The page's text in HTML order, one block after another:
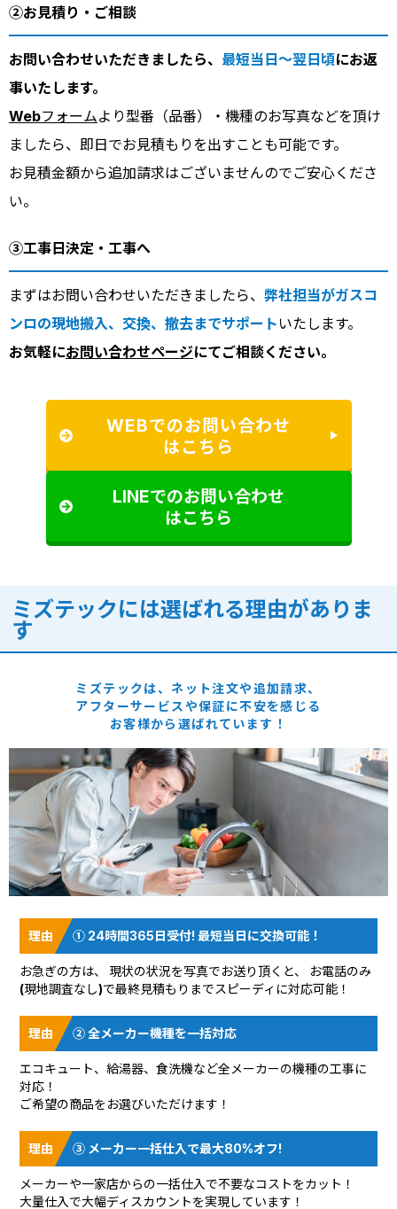
②お見積り・ご相談
お問い合わせいただきましたら、 最短当日～翌日頃にお返
事いたします。
Webフォームより型番（品番）・機種のお写真などを頂け
ましたら、即日でお見積もりを出すことも可能です。
お見積金額から追加請求はございませんのでご安心くださ
い。
③工事日決定・工事へ
まずはお問い合わせいただきましたら、 弊社担当がガスコ
ンロの現地搬入、交換、撤去までサポート いたします。
お気軽にお問い合わせページにてご相談ください。
WEBでのお問い合わせ
はこちら
LINEでのお問い合わせ
はこちら
ミズテックには選ばれる理由がありま
す
ミズテックは、ネット注文や追加請求、
アフターサービスや保証に不安を感じる
お客様から選ばれています！
① 24時間365日受付! 最短当日に交換可能！
お急ぎの方は、 現状の状況を写真でお送り頂く と、 お電話のみ
(現地調査なし)で最終見積もりまでスピーディに対応可能！
② 全メーカー機種を一括対応
エコキュート、給湯器、食洗機など全メーカーの機種の工事に
対応！
ご希望の商品をお選びいただけます！
③ メーカー一括仕入で最大80%オフ!
メーカーや一家店からの一括仕入で不要なコストをカット！
大量仕入で大幅ディスカウントを実現しています！